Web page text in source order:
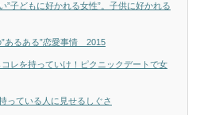
”子どもに好かれる女性”。子供に好かれる
あるある”恋愛事情 2015
コレを持っていけ！ピクニックデートで女
っている人に見せるしぐさ